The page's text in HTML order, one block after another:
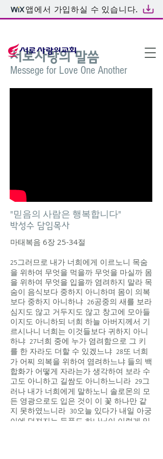
앱에서 가입하실 수 있습니다.
서로사랑의 말씀
Messege for Love One Another
"믿음의 사람은 행복합니다"
박성수 담임목사
마태복음 6장 25-34절
25그러므로 내가 너희에게 이르노니 목숨
을 위하여 무엇을 먹을까 무엇을 마실까 몸
을 위하여 무엇을 입을까 염려하지 말라 목
숨이 음식보다 중하지 아니하며 몸이 의복
보다 중하지 아니하냐 26공중의 새를 보라
심지도 않고 거두지도 않고 창고에 모아들
이지도 아니하되 너희 하늘 아버지께서 기
르시나니 너희는 이것들보다 귀하지 아니
하냐 27너희 중에 누가 염려함으로 그 키
를 한 자라도 더할 수 있겠느냐 28또 너희
가 어찌 의복을 위하여 염려하느냐 들의 백
합화가 어떻게 자라는가 생각하여 보라 수
고도 아니하고 길쌈도 아니하느니라 29그
러나 내가 너희에게 말하노니 솔로몬의 모
든 영광으로도 입은 것이 이 꽃 하나만 같
지 못하였느니라 30오늘 있다가 내일 아궁
이에 던져지는 들풀도 하나님이 이렇게 입